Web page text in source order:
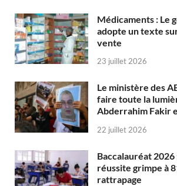
Médicaments : Le
adopte un texte
vente
23 juillet 2026
Le ministère des
faire toute la
Abderrahim Fakir
22 juillet 2026
Baccalauréat 2026
réussite grimpe à
rattrapage